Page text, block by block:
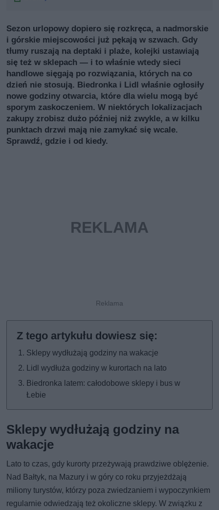
Sezon urlopowy dopiero się rozkręca, a nadmorskie
i górskie miejscowości już pękają w szwach. Gdy
tłumy ruszają na deptaki i plaże, kolejki ustawiają
się też w sklepach — i to właśnie wtedy sieci
handlowe sięgają po rozwiązania, których na co
dzień nie stosują. Biedronka i Lidl właśnie ogłosiły
nowe godziny otwarcia, które dla wielu mogą być
sporym zaskoczeniem. W niektórych lokalizacjach
zakupy zrobisz dużo później niż zwykle, a w kilku
punktach drzwi mają nie zamykać się wcale.
Sprawdź, gdzie i od kiedy.
Sklepy wydłużają godziny na wakacje
Lidl wydłuża godziny w kurortach na lato
Biedronka latem: całodobowe sklepy i bus w
Łebie
Sklepy wydłużają godziny na
wakacje
Lato to czas, gdy kurorty przeżywają prawdziwe oblężenie.
Nad Bałtyk, na Mazury i w góry co roku przyjeżdżają
miliony turystów, którzy poza zwiedzaniem i wypoczynkiem
regularnie odwiedzają też okoliczne sklepy. W związku z